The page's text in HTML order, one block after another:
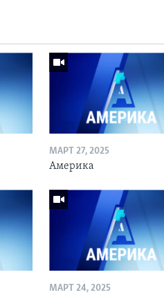
МАРТ 27, 2025
Америка
МАРТ 24, 2025